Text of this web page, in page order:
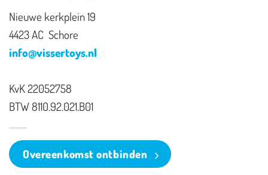
Nieuwe kerkplein 19
4423 AC Schore
info@vissertoys.nl
KvK 22052758
BTW 8110.92.021.B01
Overeenkomst ontbinden